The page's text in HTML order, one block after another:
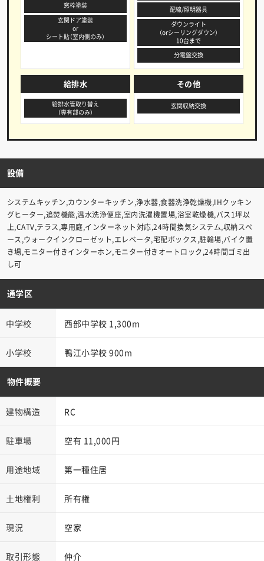
窓枠塗装
玄関ドア塗装
or
シート貼（室内側のみ）
配線/照明器具
ダウンライト
（orシーリングダウン）
10台まで
分電盤交換
給排水
給排水管取り替え
（専有部のみ）
その他
玄関収納交換
設備
システムキッチン,カウンターキッチン,浄水器,食器洗浄乾燥機,IHクッキン
グヒーター,追焚機能,温水洗浄便座,室内洗濯機置場,浴室乾燥機,バス1坪以
上,CATV,テラス,専用庭,インターネット対応,24時間換気システム,収納スペ
ース,ウォークインクローゼット,エレベータ,宅配ボックス,駐輪場,バイク置
き場,モニター付きインターホン,モニター付きオートロック,24時間ゴミ出
し可
通学区
中学校 西部中学校 1,300m
小学校 鴨江小学校 900m
物件概要
建物構造 RC
駐車場 空有 11,000円
用途地域 第一種住居
土地権利 所有権
現況 空家
取引形態 仲介